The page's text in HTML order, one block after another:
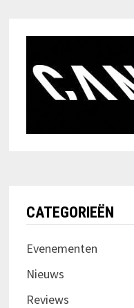
CATEGORIEËN
Evenementen
Nieuws
Reviews